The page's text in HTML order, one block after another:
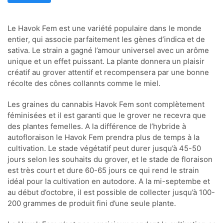
Le Havok Fem est une variété populaire dans le monde
entier, qui associe parfaitement les gènes d’indica et de
sativa. Le strain a gagné l’amour universel avec un arôme
unique et un effet puissant. La plante donnera un plaisir
créatif au grover attentif et recompensera par une bonne
récolte des cônes collannts comme le miel.
Les graines du cannabis Havok Fem sont complètement
féminisées et il est garanti que le grover ne recevra que
des plantes femelles. A la différence de l’hybride à
autofloraison le Havok Fem prendra plus de temps à la
cultivation. Le stade végétatif peut durer jusqu’à 45-50
jours selon les souhaits du grover, et le stade de floraison
est très court et dure 60-65 jours ce qui rend le strain
idéal pour la cultivation en autodore. A la mi-septembe et
au début d’octobre, il est possible de collecter jusqu’à 100-
200 grammes de produit fini d’une seule plante.